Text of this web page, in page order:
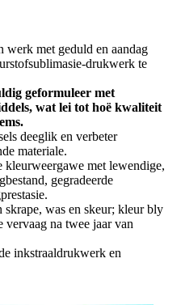
werk met geduld en aandag
drukwerk te
geformuleer met
wat lei tot hoë kwaliteit
deeglik en verbeter
materiale.
kleurweergawe met lewendige,
gegradeerde
​​skrape, was en skeur; kleur bly
vervaag na twee jaar van
inkstraaldrukwerk en